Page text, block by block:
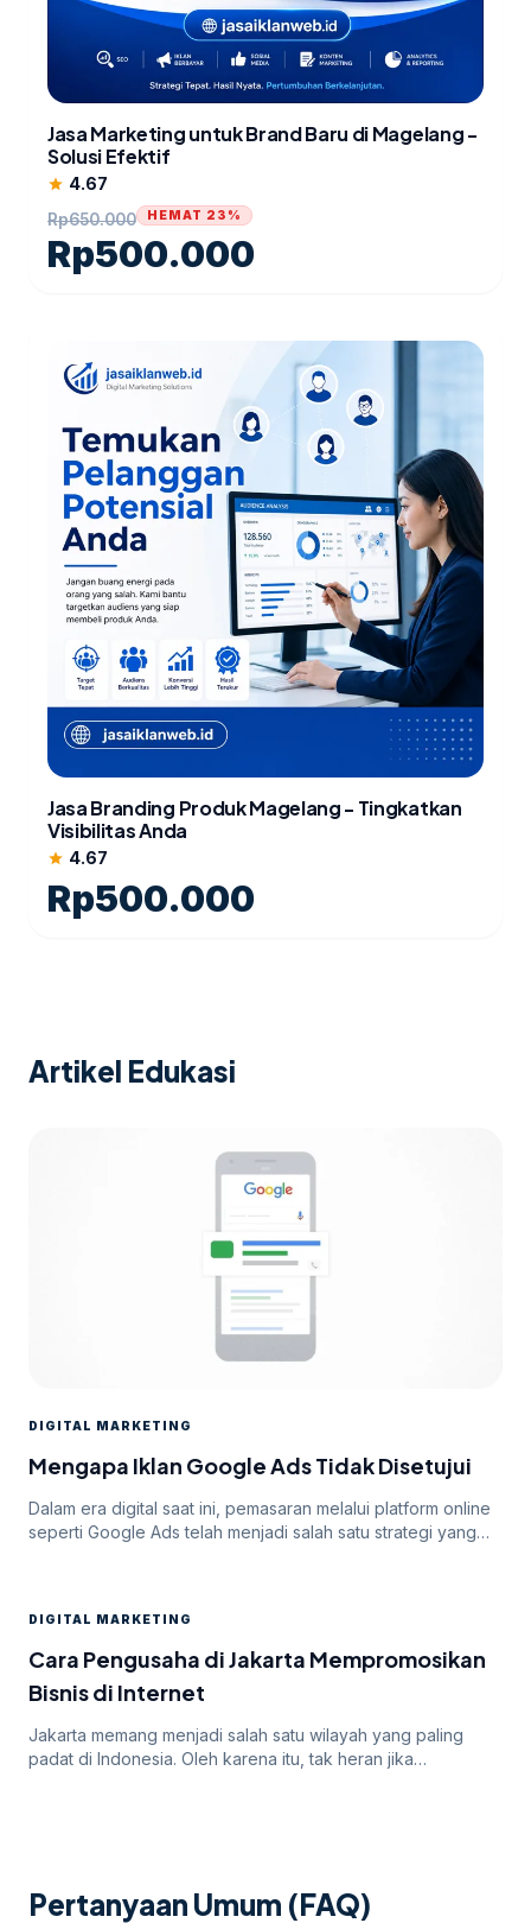
Jasa Marketing untuk Brand Baru di Magelang -
Solusi Efektif
star 4.67
Rp650.000
Rp500.000
HEMAT 23%
Jasa Branding Produk Magelang - Tingkatkan
Visibilitas Anda
star 4.67
Rp500.000
Artikel Edukasi
DIGITAL MARKETING
Mengapa Iklan Google Ads Tidak Disetujui
Dalam era digital saat ini, pemasaran melalui platform online
seperti Google Ads telah menjadi salah satu strategi yang
menghadapi tantangan dalam mendapatkan persetujuan
iklan mereka. Dalam artikel ini, kita akan membahas
mengapa […]
DIGITAL MARKETING
Cara Pengusaha di Jakarta Mempromosikan
Bisnis di Internet
Jakarta memang menjadi salah satu wilayah yang paling
padat di Indonesia. Oleh karena itu, tak heran jika
cukup? Atau […]
Pertanyaan Umum (FAQ)